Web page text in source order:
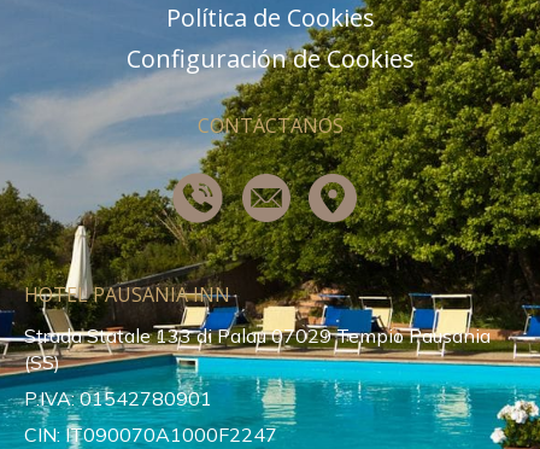
Política de Cookies
Configuración de Cookies
CONTÁCTANOS
HOTEL PAUSANIA INN
Strada Statale 133 di Palau 07029 Tempio Pausania
(SS)
P.IVA: 01542780901
CIN: IT090070A1000F2247